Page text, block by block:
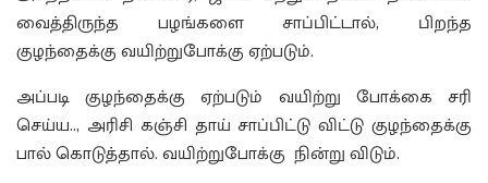
வைத்திருந்த பழங்களை சாப்பிட்டால், பிறந்த
குழந்தைக்கு வயிற்றுபோக்கு ஏற்படும்.
அப்படி குழந்தைக்கு ஏற்படும் வயிற்று போக்கை சரி
செய்ய.., அரிசி கஞ்சி தாய் சாப்பிட்டு விட்டு குழந்தைக்கு
பால் கொடுத்தால். வயிற்றுபோக்கு நின்று விடும்.